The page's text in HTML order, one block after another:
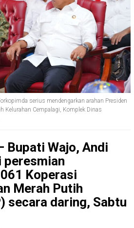
serius mendengarkan arahan Presiden
Kelurahan Cempalagi, Komplek Dinas
Bupati Wajo, Andi
peresmian
Koperasi
Merah Putih
secara daring, Sabtu